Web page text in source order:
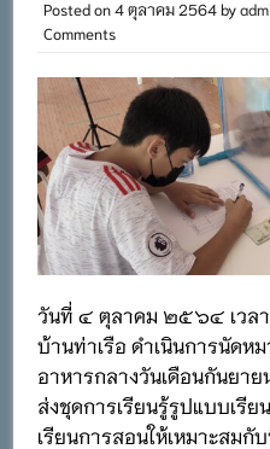
กิจกรรมถวายเทีย
กิจกรรม SAFETY
ความปลอดภัยในก
Posted on4 ตุลาคม 2564by
Comments
วันที่ ๔ ตุลาคม ๒๕๖๔ เวลา
บ้านท่าเรือ ดำเนินการนัดห
อาหารกลางวันเดือนกันยา
ส่งชุดการเรียนรู้รูปแบบเรี
เรียนการสอนให้เหมาะสม